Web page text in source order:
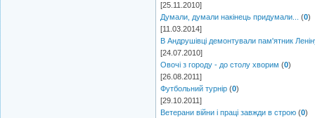
[25.11.2010]
Думали, думали накінець придумали...
(0)
[11.03.2014]
В Андрушівці демонтували пам'ятник
[24.07.2010]
Овочі з городу - до столу хворим (0)
[26.08.2011]
Футбольний турнір (0)
[29.10.2011]
Ветерани війни і праці завжди в строю (0)